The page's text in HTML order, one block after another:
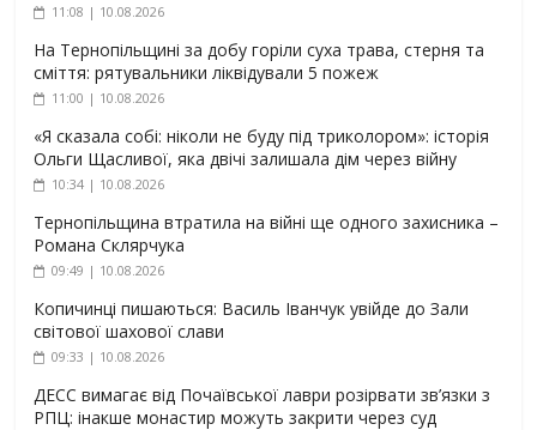
11:08 | 10.08.2026
На Тернопільщині за добу горіли суха трава, стерня та
сміття: рятувальники ліквідували 5 пожеж
11:00 | 10.08.2026
«Я сказала собі: ніколи не буду під триколором»: історія
Ольги Щасливої, яка двічі залишала дім через війну
10:34 | 10.08.2026
Тернопільщина втратила на війні ще одного захисника –
Романа Склярчука
09:49 | 10.08.2026
Копичинці пишаються: Василь Іванчук увійде до Зали
світової шахової слави
09:33 | 10.08.2026
ДЕСС вимагає від Почаївської лаври розірвати зв’язки з
РПЦ: інакше монастир можуть закрити через суд